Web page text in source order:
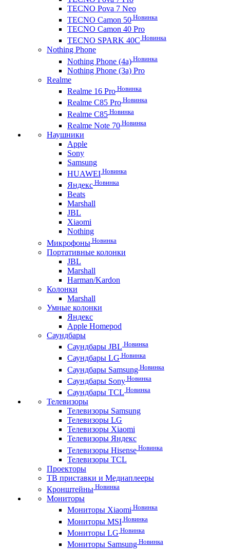
TECNO Pova 7 Neo
TECNO Camon 50 Новинка
TECNO Camon 40 Pro
TECNO SPARK 40C Новинка
Nothing Phone
Nothing Phone (4a) Новинка
Nothing Phone (3a) Pro
Realme
Realme 16 Pro Новинка
Realme C85 Pro Новинка
Realme C85 Новинка
Realme Note 70 Новинка
Наушники
Apple
Sony
Samsung
HUAWEI Новинка
Яндекс Новинка
Beats
Marshall
JBL
Xiaomi
Nothing
Микрофоны Новинка
Портативные колонки
JBL
Marshall
Harman/Kardon
Колонки
Marshall
Умные колонки
Яндекс
Apple Homepod
Саундбары
Саундбары JBL Новинка
Саундбары LG Новинка
Саундбары Samsung Новинка
Саундбары Sony Новинка
Саундбары TCL Новинка
Телевизоры
Телевизоры Samsung
Телевизоры LG
Телевизоры Xiaomi
Телевизоры Яндекс
Телевизоры Hisense Новинка
Телевизоры TCL
Проекторы
ТВ приставки и Медиаплееры
Кронштейны Новинка
Мониторы
Мониторы Xiaomi Новинка
Мониторы MSI Новинка
Мониторы LG Новинка
Мониторы Samsung Новинка